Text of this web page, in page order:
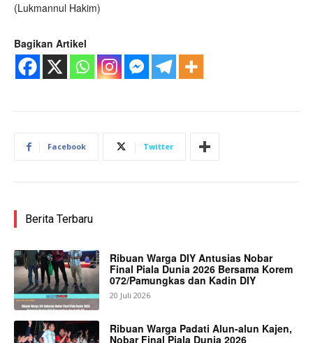
(Lukmannul Hakim)
Bagikan Artikel
Facebook Twitter
Berita Terbaru
Ribuan Warga DIY Antusias Nobar
Final Piala Dunia 2026 Bersama Korem
072/Pamungkas dan Kadin DIY
20 Juli 2026
Ribuan Warga Padati Alun-alun Kajen,
Nobar Final Piala Dunia 2026